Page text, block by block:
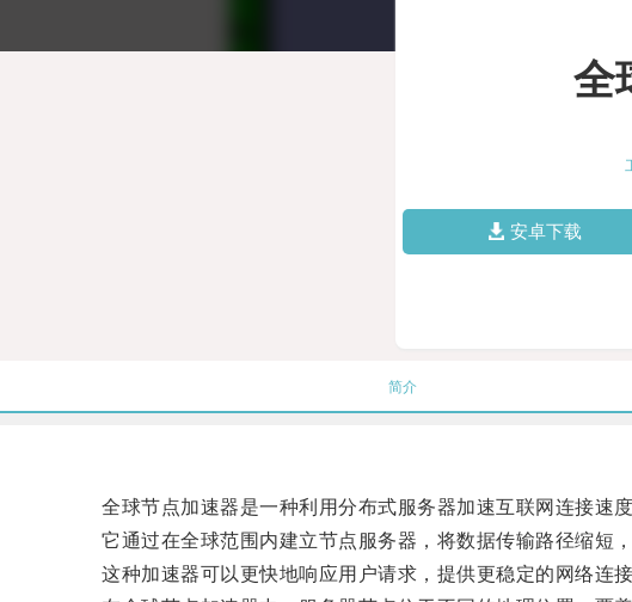
全
安卓下载
简介
全球节点加速器是一种利用分布式服务器加速互联网连接速度
它通过在全球范围内建立节点服务器，将数据传输路径缩短，
这种加速器可以更快地响应用户请求，提供更稳定的网络连接